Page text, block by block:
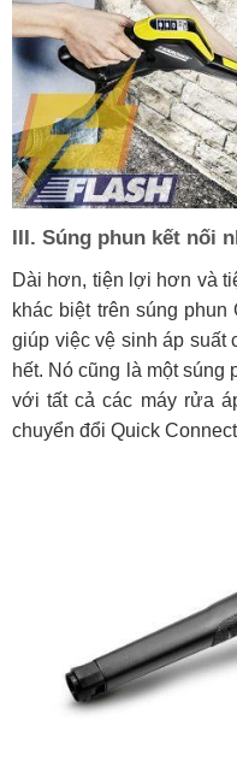
III. Súng phun kết nối
Dài hơn, tiện lợi hơn và
khác biệt trên súng
giúp việc vệ sinh áp suất
hết. Nó cũng là một
với tất cả các máy rửa
chuyển đổi Quick Connect